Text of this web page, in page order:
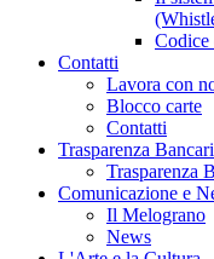
Contatti
Lavora con
Blocco carte
Contatti
Trasparenza
Trasparenza
Comunicazione e
Il Melograno
News